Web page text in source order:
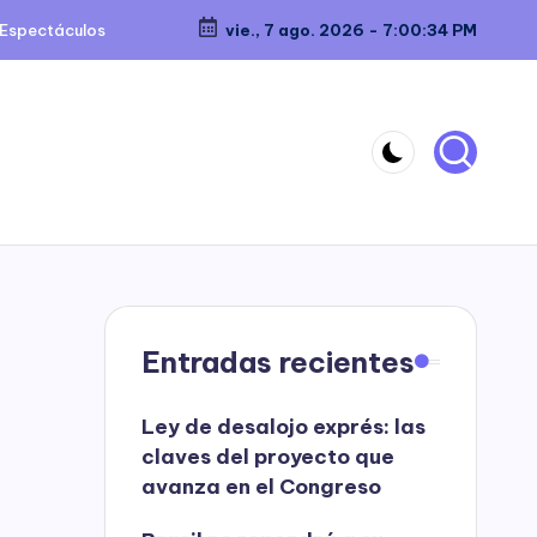
Espectáculos vie., 7 ago. 2026 - 7:00:34 PM
Entradas recientes
Ley de desalojo exprés: las
claves del proyecto que
avanza en el Congreso